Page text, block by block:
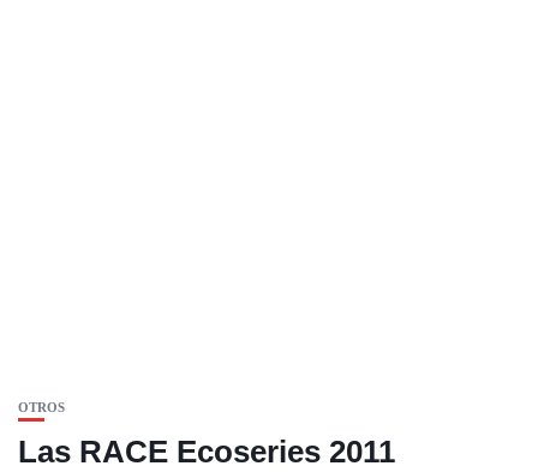
OTROS
Las RACE Ecoseries 2011